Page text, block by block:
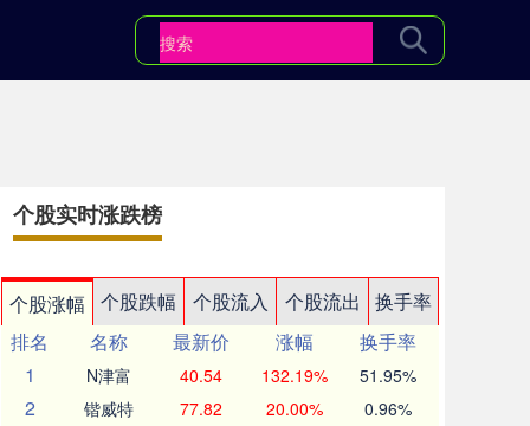
个股实时涨跌榜
个股涨幅 个股跌幅 个股流入 个股流出
换手率
排名
名称 最新价 涨幅
换手率
1
N津富 40.54 132.19% 51.95%
2 锴威特 77.82 20.00% 0.96%